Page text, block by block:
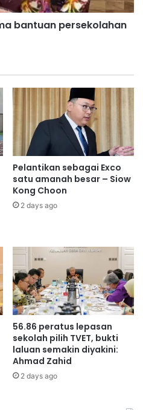
bantuan persekolahan
Pelantikan sebagai Exco
satu amanah besar – Siow
Kong Choon
2 days ago
56.86 peratus lepasan
sekolah pilih TVET, bukti
laluan semakin diyakini:
Ahmad Zahid
2 days ago